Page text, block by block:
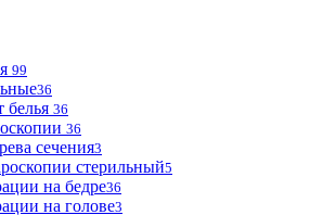
99
36
белья 36
36
сечения3
стерильный5
на бедре36
на голове3